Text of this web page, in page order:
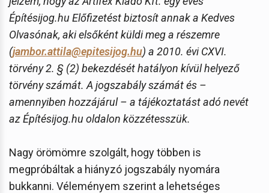
Építésijog.hu Előfizetést biztosít annak a Kedves
Olvasónak, aki elsőként küldi meg a részemre
(jambor.attila@epitesijog.hu) a 2010. évi CXVI.
törvény 2. § (2) bekezdését hatályon kívül helyező
törvény számát. A jogszabály számát és –
amennyiben hozzájárul – a tájékoztatást adó nevét
az Építésijog.hu oldalon közzétesszük.
Nagy örömömre szolgált, hogy többen is
megpróbáltak a hiányzó jogszabály nyomára
bukkanni. Véleményem szerint a lehetséges